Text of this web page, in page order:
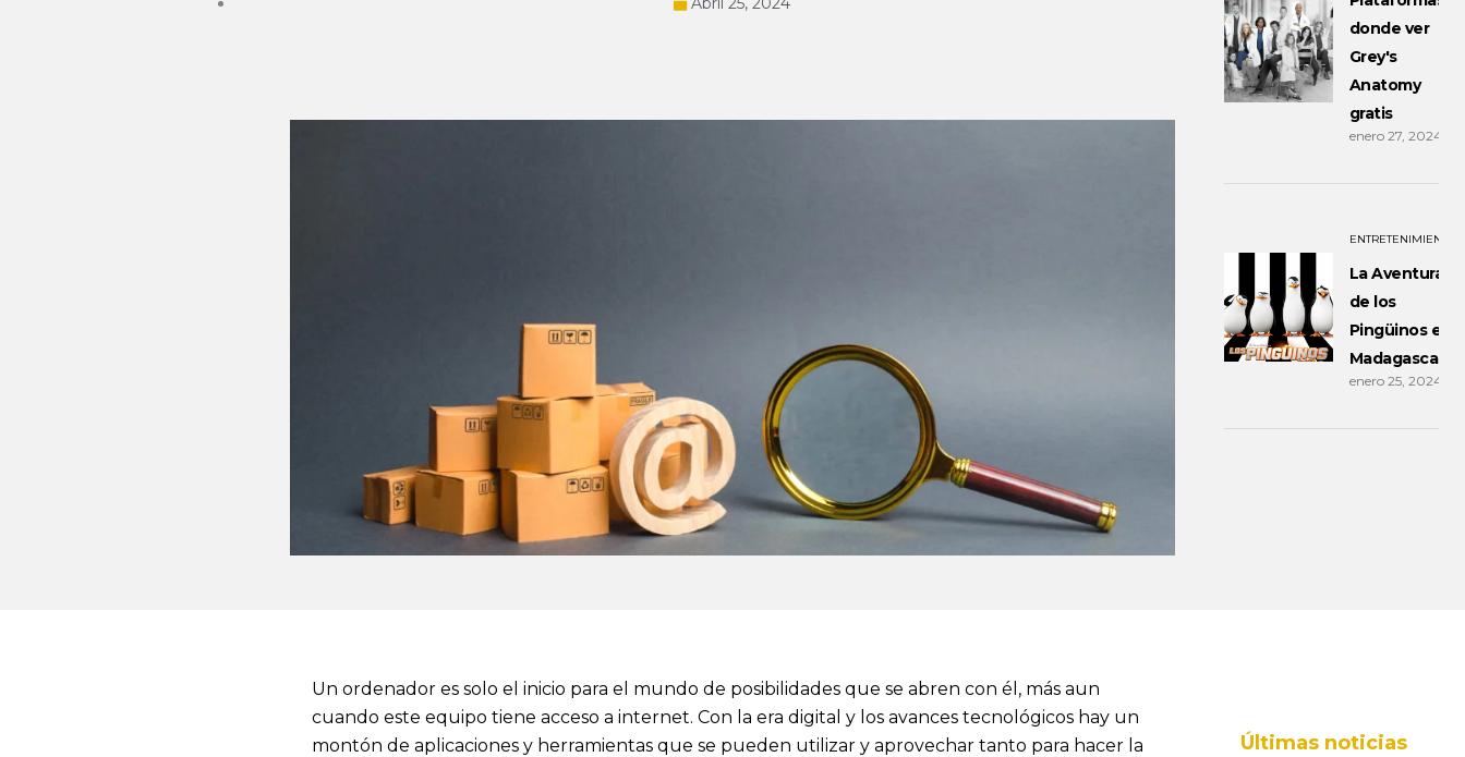
donde ver
Grey's
Anatomy
gratis
enero 27, 2024
ENTRETENIMIENTO
La Aventura
de los
Pingüinos en
Madagascar
enero 25, 2024
Un ordenador es solo el inicio para el mundo de posibilidades que se abren con él, más aun
cuando este equipo tiene acceso a internet. Con la era digital y los avances tecnológicos hay un
montón de aplicaciones y herramientas que se pueden utilizar y aprovechar tanto para hacer la
Últimas noticias